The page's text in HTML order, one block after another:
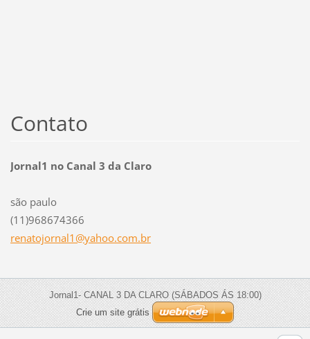
Contato
Jornal1 no Canal 3 da Claro
são paulo
(11)968674366
renatojornal1@yahoo.com.br
Jornal1- CANAL 3 DA CLARO (SÁBADOS ÁS 18:00)
Crie um site grátis